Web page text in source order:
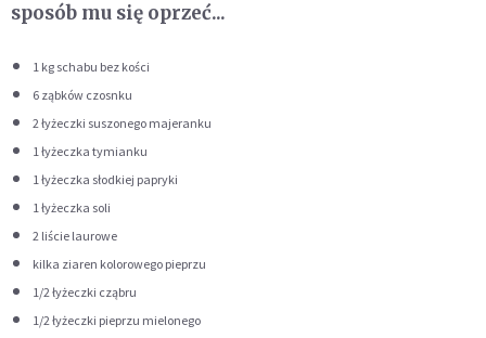
sposób mu się oprzeć...
1 kg schabu bez kości
6 ząbków czosnku
2 łyżeczki suszonego majeranku
1 łyżeczka tymianku
1 łyżeczka słodkiej papryki
1 łyżeczka soli
2 liście laurowe
kilka ziaren kolorowego pieprzu
1/2 łyżeczki cząbru
1/2 łyżeczki pieprzu mielonego